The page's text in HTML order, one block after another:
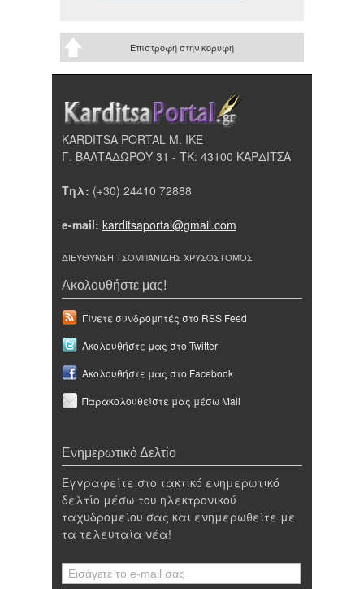
Επιστροφή στην κορυφή
KARDITSA PORTAL Μ. ΙΚΕ
Γ. ΒΑΛΤΑΔΩΡΟΥ 31 - ΤΚ: 43100 ΚΑΡΔΙΤΣΑ
Τηλ: (+30) 24410 72888
e-mail: karditsaportal@gmail.com
ΔΙΕΥΘΥΝΣΗ ΤΣΟΜΠΑΝΙΔΗΣ ΧΡΥΣΟΣΤΟΜΟΣ
Ακολουθήστε μας!
Γίνετε συνδρομητές στο RSS Feed
Ακολουθήστε μας στο Twitter
Ακολουθήστε μας στο Facebook
Παρακολουθείστε μας μέσω Mail
Ενημερωτικό Δελτίο
Εγγραφείτε στο τακτικό ενημερωτικό
δελτίο μέσω του ηλεκτρονικού
ταχυδρομείου σας και ενημερωθείτε με
τα τελευταία νέα!